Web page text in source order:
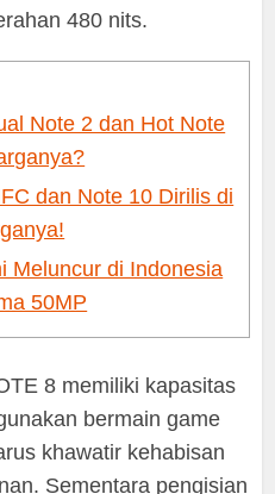
480 nits.
Note 2 dan Hot Note
dan Note 10 Dirilis di
Meluncur di Indonesia
50MP
8 memiliki kapasitas
bermain game
khawatir kehabisan
Sementara pengisian